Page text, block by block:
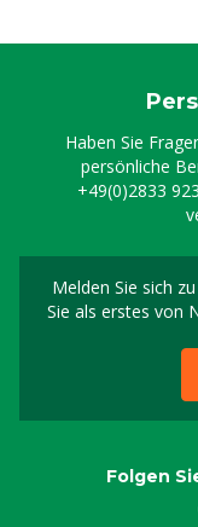
Haben Sie
persönliche
+49(0)2833
Melden Sie sich
Sie als erstes von
Folgen